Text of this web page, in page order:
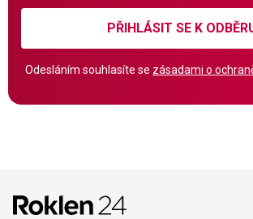
PŘIHLÁSIT SE K
Odesláním souhlasíte se zásadami o